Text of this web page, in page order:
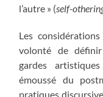
l’autre » (self-
Les
volonté de définir
gardes
émoussé du
pratiques